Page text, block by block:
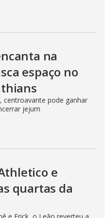
na
espaço no
centroavante pode ganhar
jejum
e
quartas da